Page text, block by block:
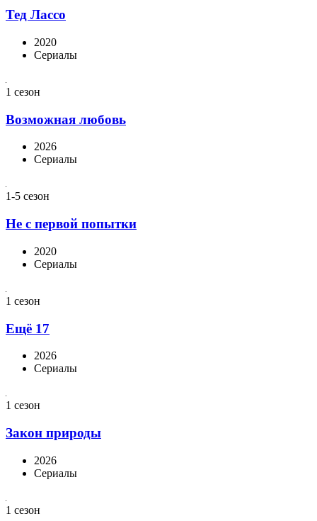
Тед Лассо
2020
Сериалы
1 сезон
Возможная любовь
2026
Сериалы
1-5 сезон
Не с первой попытки
2020
Сериалы
1 сезон
Ещё 17
2026
Сериалы
1 сезон
Закон природы
2026
Сериалы
1 сезон